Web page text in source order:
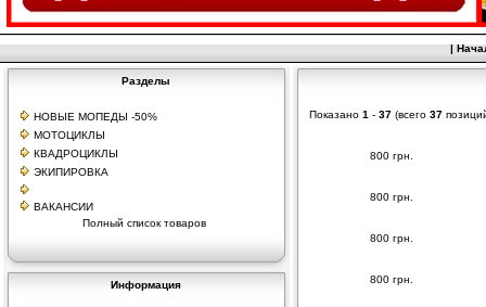
|
Разделы
НОВЫЕ МОПЕДЫ -50%
МОТОЦИКЛЫ
КВАДРОЦИКЛЫ
ЭКИПИРОВКА
ВАКАНСИИ
Полный список товаров
Информация
Показано 1 - 37 (всего 37
800 грн.
800 грн.
800 грн.
800 грн.